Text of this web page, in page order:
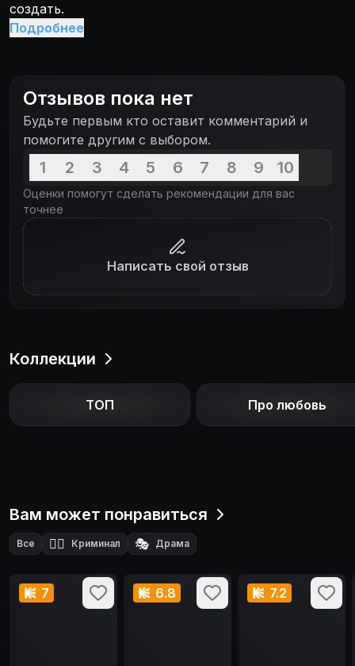
создать.
Подробнее
Отзывов пока нет
Будьте первым кто оставит комментарий и
помогите другим с выбором.
1 2 3 4 5 6 7 8 9 10
Оценки помогут сделать рекомендации для вас
точнее
Написать свой отзыв
Коллекции
ТОП Про любовь
Вам может понравиться
Все 🕵️‍♂️ Криминал 🎭 Драма
7 6.8 7.2